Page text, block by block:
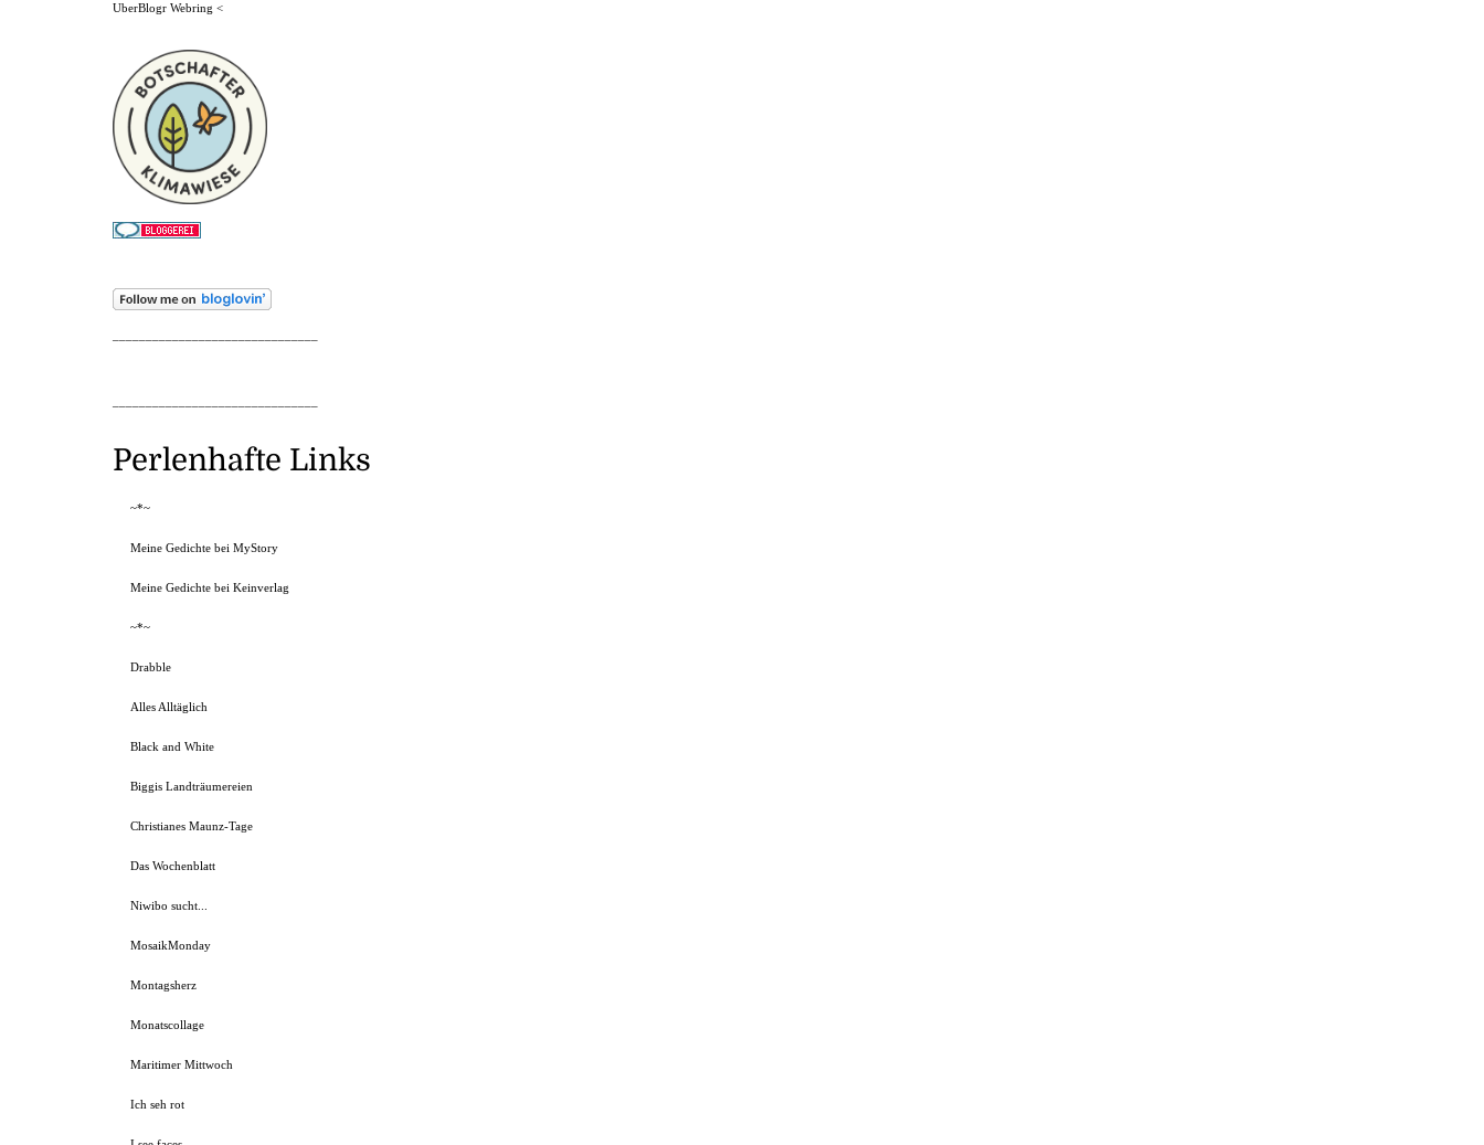
UberBlogr Webring <
Perlenhafte Links
~*~
Meine Gedichte bei MyStory
Meine Gedichte bei Keinverlag
~*~
Drabble
Alles Alltäglich
Black and White
Biggis Landträumereien
Christianes Maunz-Tage
Das Wochenblatt
Niwibo sucht...
MosaikMonday
Montagsherz
Monatscollage
Maritimer Mittwoch
Ich seh rot